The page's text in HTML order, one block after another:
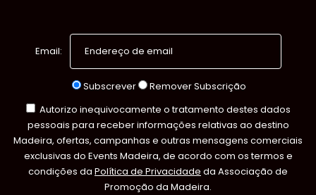
Email:
Subscrever
Remover Subscrição
Autorizo inequivocamente o tratamento destes dados
pessoais para receber informações relativas ao destino
Madeira, ofertas, campanhas e outras mensagens comerciais
exclusivas do Events Madeira, de acordo com os termos e
condições da Política de Privacidade da Associação de
Promoção da Madeira.